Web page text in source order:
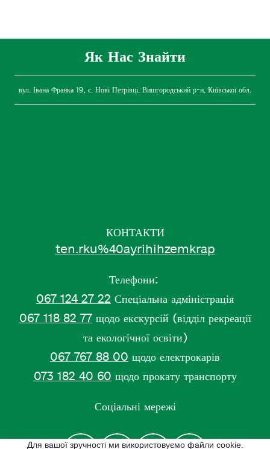
Як Нас Знайти
вул. Івана Франка 19, с. Нові Петрівці, Вишгородський р-н, Київської обл.
КОНТАКТИ
ten.rku%40ayrihihzemkrap
Телефони:
067 124 27 22 Спеціальна адміністрація
067 118 82 77щодо екскурсій (відділ рекреації
та екологічної освіти)
067 767 88 00 щодо електрокарів
073 182 40 60 щодо прокату транспорту
Соціальні мережі
Для вашої зручності ми використовуємо файли cookie.